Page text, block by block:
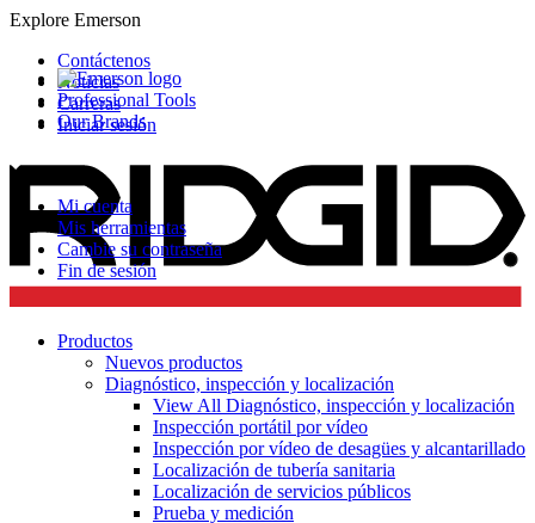
Explore Emerson
Professional Tools
Our Brands
Contáctenos
Noticias
Carreras
Iniciar sesión
Mi cuenta
Mis herramientas
Cambie su contraseña
Fin de sesión
Productos
Nuevos productos
Diagnóstico, inspección y localización
View All Diagnóstico, inspección y localización
Inspección portátil por vídeo
Inspección por vídeo de desagües y alcantarillado
Localización de tubería sanitaria
Localización de servicios públicos
Prueba y medición